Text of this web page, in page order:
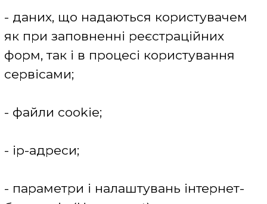
трафіку користувача не обробляються
і не зберігаються.
Звертаємо Вашу увагу: Компанія
обмежується збором мінімального
суб'єкта персональних даних. У будь-
інформація, користувача буде